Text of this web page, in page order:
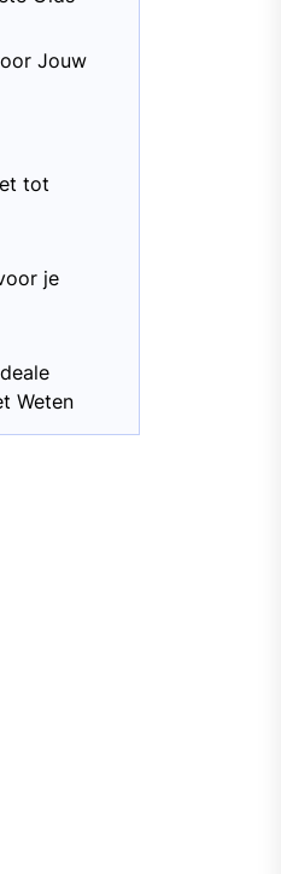
Jouw
tot
je
Weten